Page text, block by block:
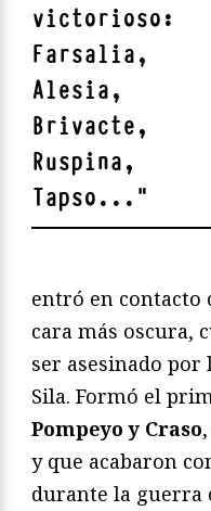
victorioso:
Farsalia,
Alesia,
Brivacte,
Ruspina,
Tapso... "
entró en contacto
cara más oscura,
ser asesinado
Sila. Formó el
Pompeyo y Craso
y que acabaron
durante la guerra